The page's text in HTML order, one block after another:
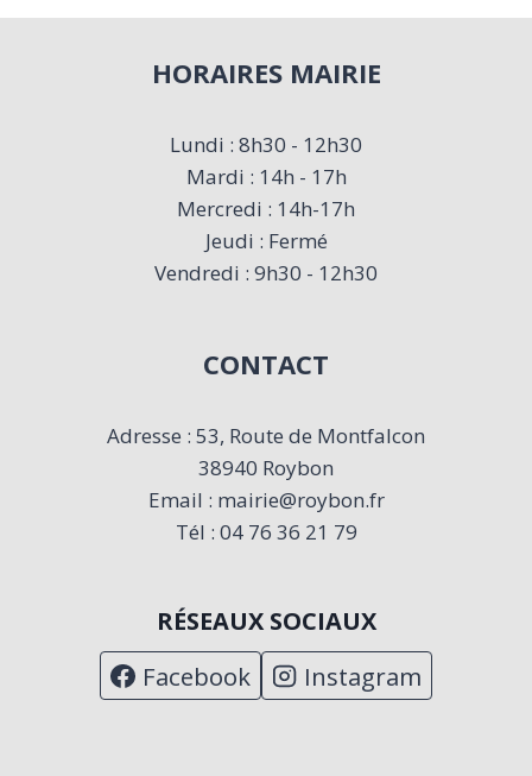
HORAIRES MAIRIE
Lundi : 8h30 - 12h30
Mardi : 14h - 17h
Mercredi : 14h-17h
Jeudi : Fermé
Vendredi : 9h30 - 12h30
CONTACT
Adresse : 53, Route de Montfalcon
38940 Roybon
Email : mairie@roybon.fr
Tél : 04 76 36 21 79
RÉSEAUX SOCIAUX
Facebook Instagram